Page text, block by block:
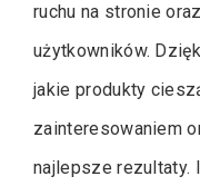
ruchu na stronie
użytkowników.
jakie produkty
zainteresowaniem
najlepsze rezultaty.